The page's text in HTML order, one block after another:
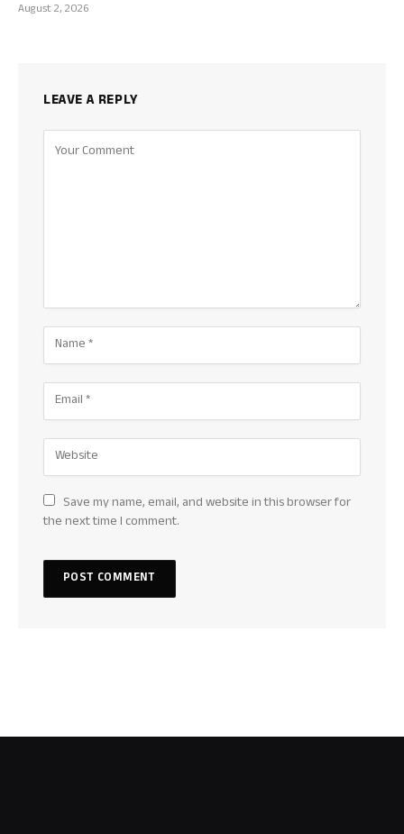
August 2, 2026
LEAVE A REPLY
Save my name, email, and website in this browser for
the next time I comment.